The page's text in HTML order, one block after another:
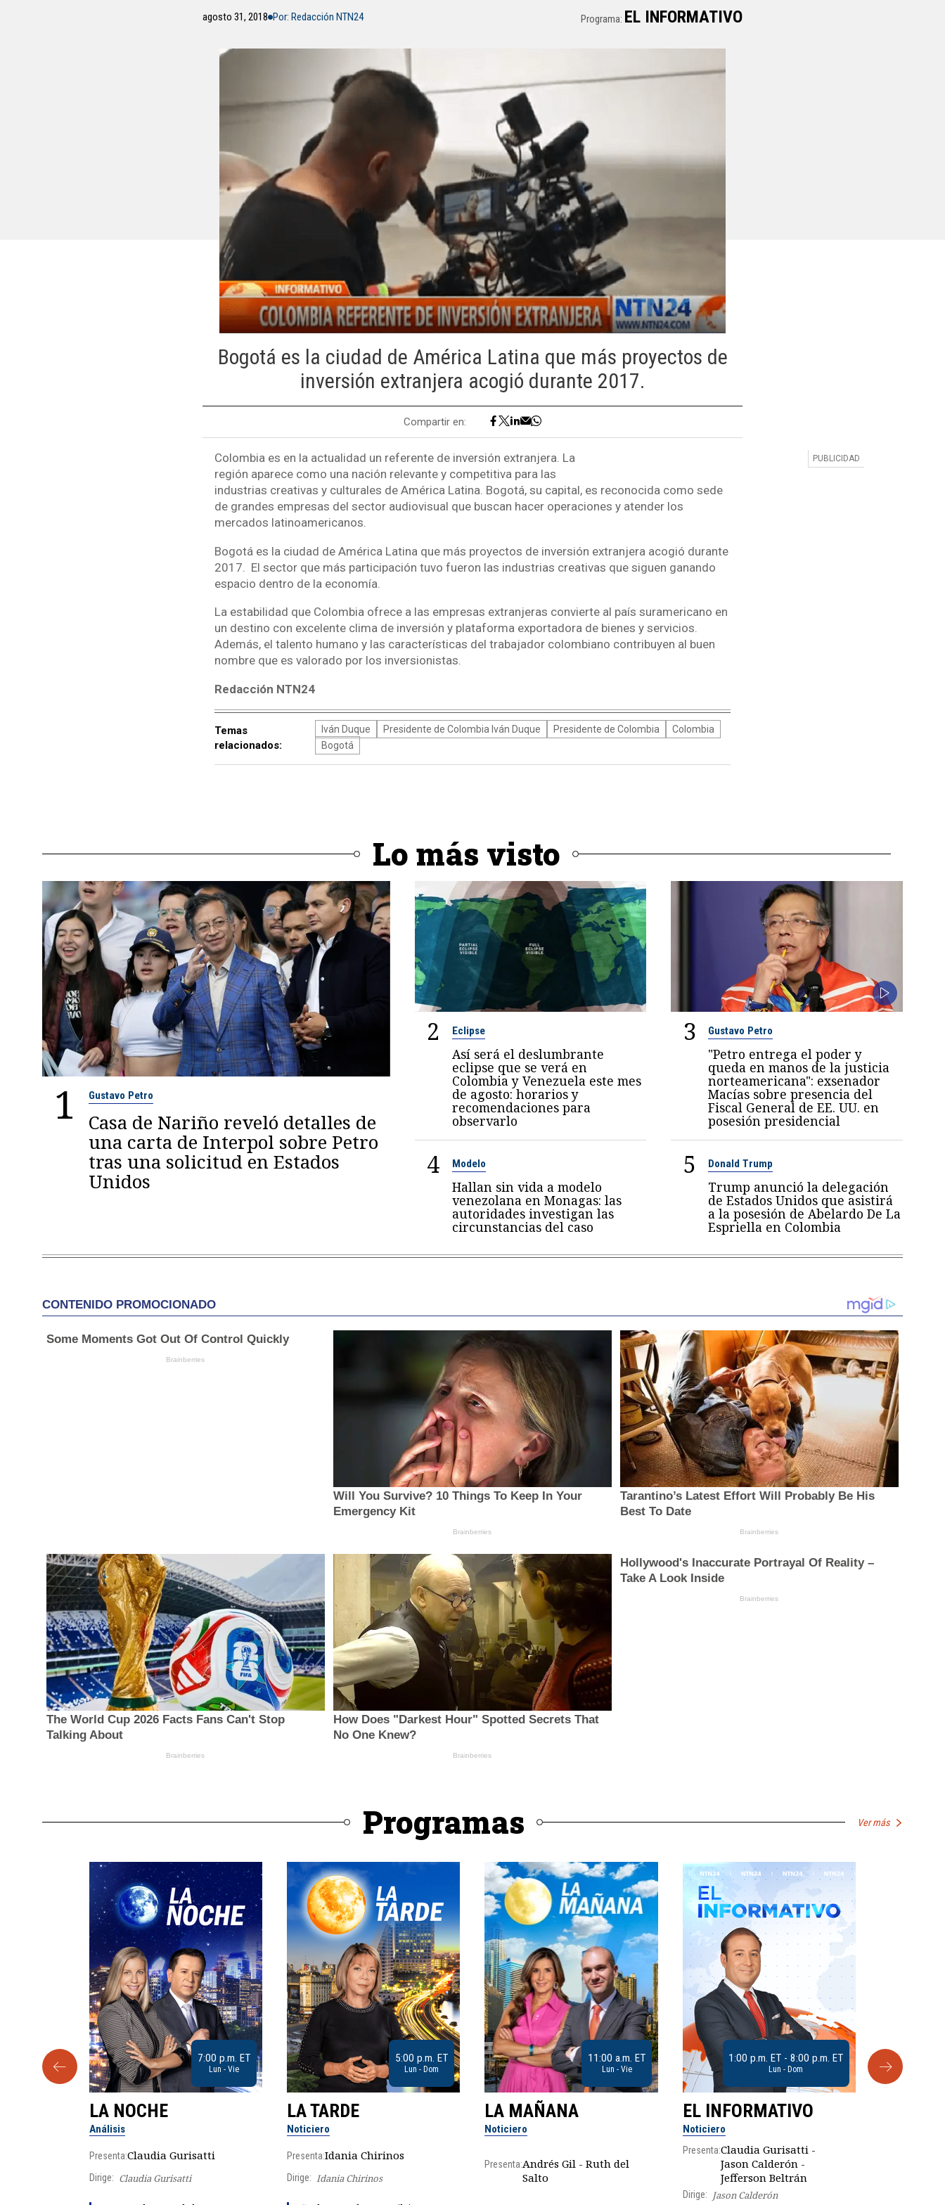
agosto 31, 2018 Por: Redacción NTN24 Programa: EL INFORMATIVO
Bogotá es la ciudad de América Latina que más proyectos de
inversión extranjera acogió durante 2017.
Compartir en:
Colombia es en la actualidad un referente de inversión extranjera. La
región aparece como una nación relevante y competitiva para las
industrias creativas y culturales de América Latina. Bogotá, su capital, es reconocida como sede
de grandes empresas del sector audiovisual que buscan hacer operaciones y atender los
mercados latinoamericanos.
Bogotá es la ciudad de América Latina que más proyectos de inversión extranjera acogió durante
2017. El sector que más participación tuvo fueron las industrias creativas que siguen ganando
espacio dentro de la economía.
La estabilidad que Colombia ofrece a las empresas extranjeras convierte al país suramericano en
un destino con excelente clima de inversión y plataforma exportadora de bienes y servicios.
Además, el talento humano y las características del trabajador colombiano contribuyen al buen
nombre que es valorado por los inversionistas.
Redacción NTN24
Temas
relacionados:
Iván Duque Presidente de Colombia Iván Duque Presidente de Colombia
Colombia
Bogotá
Lo más visto
1 Gustavo Petro
Casa de Nariño reveló detalles de
una carta de Interpol sobre Petro
tras una solicitud en Estados
Unidos
2 Eclipse
Así será el deslumbrante
eclipse que se verá en
Colombia y Venezuela este mes
de agosto: horarios y
recomendaciones para
observarlo
3 Gustavo Petro
"Petro entrega el poder y
queda en manos de la justicia
norteamericana": exsenador
Macías sobre presencia del
Fiscal General de EE. UU. en
posesión presidencial
4 Modelo
Hallan sin vida a modelo
venezolana en Monagas: las
autoridades investigan las
circunstancias del caso
5 Donald Trump
Trump anunció la delegación
de Estados Unidos que asistirá
a la posesión de Abelardo De La
Espriella en Colombia
Programas Ver más
9:30 a.m. ET 7:00 p.m. ET
Lun - Vie
LA NOCHE
Análisis
Presenta:Claudia Gurisatti
Dirige: Claudia Gurisatti
5:00 p.m. ET
Lun - Dom
LA TARDE
Noticiero
Presenta:Idania Chirinos
Dirige: Idania Chirinos
11:00 a.m. ET
Lun - Vie
LA MAÑANA
Noticiero
Presenta:Andrés Gil - Ruth del
Salto
1:00 p.m. ET - 8:00 p.m. ET
Lun - Dom
EL INFORMATIVO
Noticiero
Presenta:Claudia Gurisatti -
Jason Calderón -
Jefferson Beltrán
Dirige: Jason Calderón